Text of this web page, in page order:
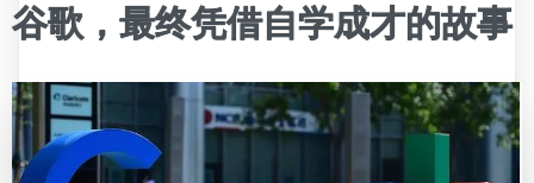
谷歌，最终凭借自学成才的故事